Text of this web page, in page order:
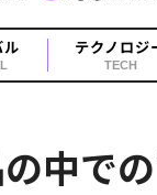
ル テクノロジ
TECH
中で